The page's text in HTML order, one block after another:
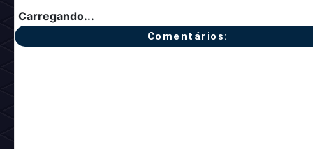
Carregando...
Comentários: